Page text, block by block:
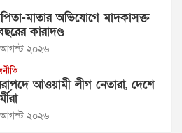
পিতা-মাতার অভিযোগে মাদকাসক্ত
কারাদণ্ড
আগস্ট ২০২৬
আওয়ামী লীগ নেতারা, দেশে
আগস্ট ২০২৬